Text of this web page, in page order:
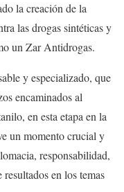
la creación de la
las drogas sintéticas y
un Zar Antidrogas.
y especializado, que
encaminados al
en esta etapa en la
un momento crucial y
responsabilidad,
en los temas